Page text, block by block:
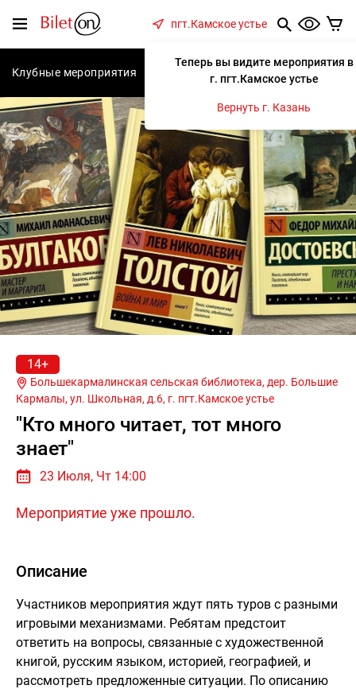
Меню
пгт.Камское устье
Теперь вы видите мероприятия в
г. пгт.Камское устье
Вернуть г. Казань
Клубные мероприятия Концерты Спектакли
14+
Кармалы, ул. Школьная, д.6, г. пгт.Камское устье
"Кто много читает, тот много
знает"
23 Июля, Чт 14:00
Мероприятие уже прошло.
Описание
Участников мероприятия ждут пять туров с разными
игровыми механизмами. Ребятам предстоит
ответить на вопросы, связанные с художественной
книгой, русским языком, историей, географией, и
рассмотреть предложенные ситуации. По описанию